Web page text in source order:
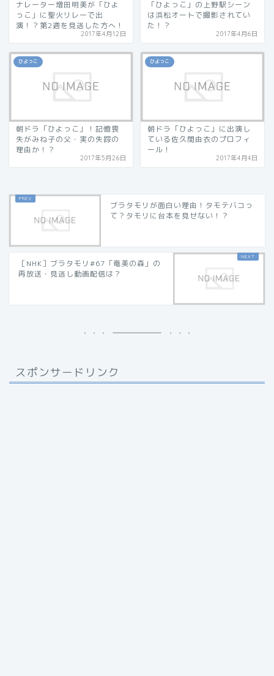
ナレーター増田明美が「ひよ
っこ」に聖火リレーで出
演！？第2週を見逃した方へ！
2017年4月12日
「ひよっこ」の上野駅シーン
は浜松オートで撮影されてい
た！？
2017年4月6日
ひよっこ
朝ドラ「ひよっこ」！記憶喪
失がみね子の父・実の失踪の
理由か！？
2017年5月26日
ひよっこ
朝ドラ「ひよっこ」に出演し
ている佐久間由衣のプロフィ
ール！
2017年4月4日
ブラタモリが面白い理由！タモテバコっ
て？タモリに台本を見せない！？
［NHK］ブラタモリ#67「奄美の森」の
再放送・見逃し動画配信は？
スポンサードリンク